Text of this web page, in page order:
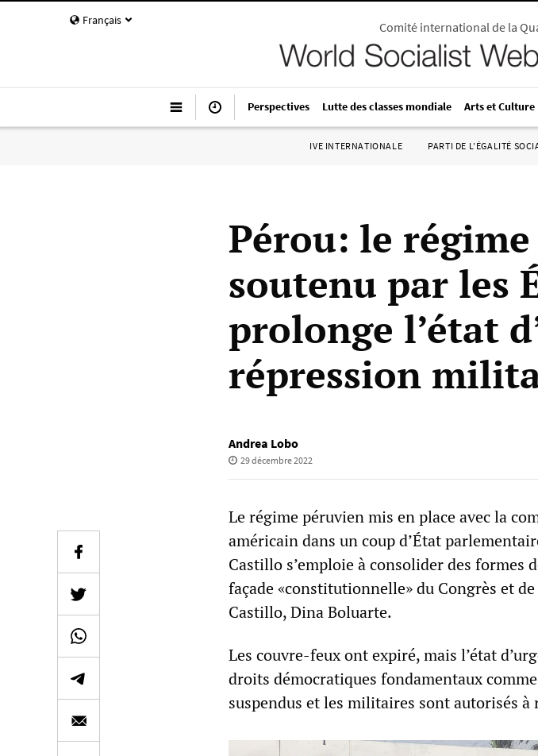
Français Comité international de la
Perspectives Lutte des classes mondiale Arts et Culture
IVE INTERNATIONALE PARTI DE L’ÉGALITÉ
Pérou: le
soutenu par les
prolonge l’état
répression
Andrea Lobo
29 décembre 2022
Le régime péruvien mis en place avec la
américain dans un coup d’État
Castillo s’emploie à consolider des
façade «constitutionnelle» du Congrès et
Castillo, Dina Boluarte.
Les couvre-feux ont expiré, mais l’état
droits démocratiques fondamentaux
suspendus et les militaires sont autorisés à